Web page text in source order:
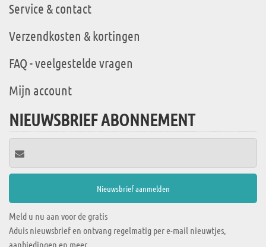
Service & contact
Verzendkosten & kortingen
FAQ - veelgestelde vragen
Mijn account
NIEUWSBRIEF ABONNEMENT
Meld u nu aan voor de gratis
Aduis nieuwsbrief en ontvang regelmatig per e-mail nieuwtjes,
aanbiedingen en meer